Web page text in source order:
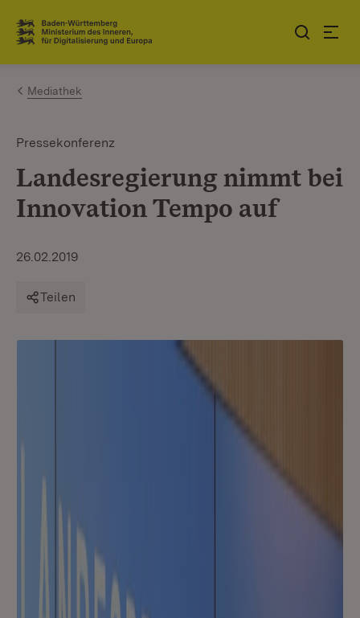
Zum Inhalt springen
Link zur Startseite
Mediathek
Pressekonferenz
Landesregierung nimmt bei
Innovation Tempo auf
26.02.2019
Teilen